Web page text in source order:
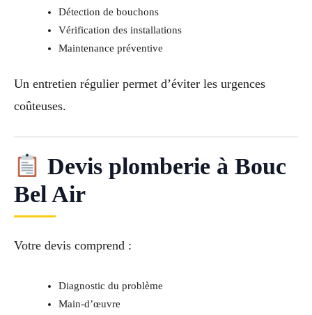
Détection de bouchons
Vérification des installations
Maintenance préventive
Un entretien régulier permet d’éviter les urgences
coûteuses.
Devis plomberie à Bouc
Bel Air
Votre devis comprend :
Diagnostic du problème
Main-d’œuvre